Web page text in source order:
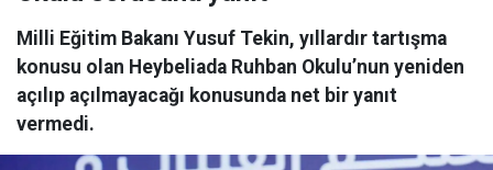
Milli Eğitim Bakanı Yusuf Tekin, yıllardır tartışma
konusu olan Heybeliada Ruhban Okulu’nun yeniden
açılıp açılmayacağı konusunda net bir yanıt
vermedi.